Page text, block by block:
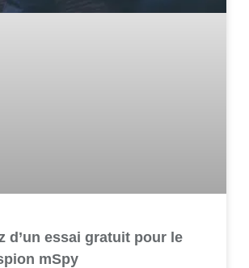
d’un essai gratuit pour le
mSpy